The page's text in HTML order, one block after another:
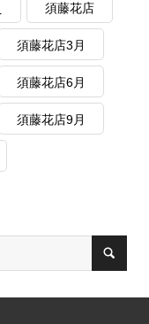
須藤花店
須藤花店3月
須藤花店6月
須藤花店9月